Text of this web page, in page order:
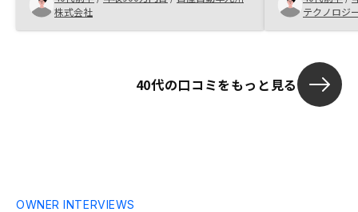
株式会社
テクノロジ
40代の口コミをもっと見る
OWNER INTERVIEWS